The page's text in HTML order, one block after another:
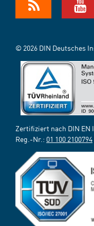
© 2026 DIN Deutsches
Zertifiziert nach DIN EN
Reg.-Nr.: 01 100 2100794